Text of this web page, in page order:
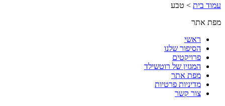
עמוד בית > טבע
מפת אתר
ראשי
הסיפור שלנו
פרויקטים
המגזין של רוטשילד
מפת אתר
מדיניות פרטיות
צור קשר